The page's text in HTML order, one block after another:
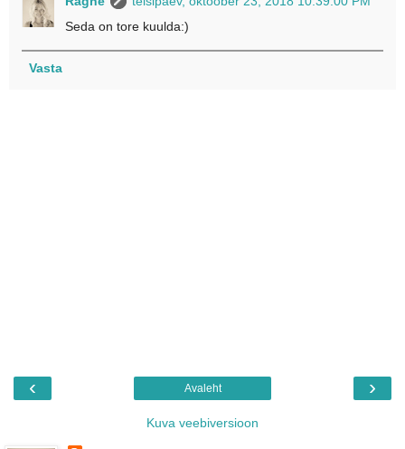
Seda on tore kuulda:)
Vasta
‹ ›
Avaleht
Kuva veebiversioon